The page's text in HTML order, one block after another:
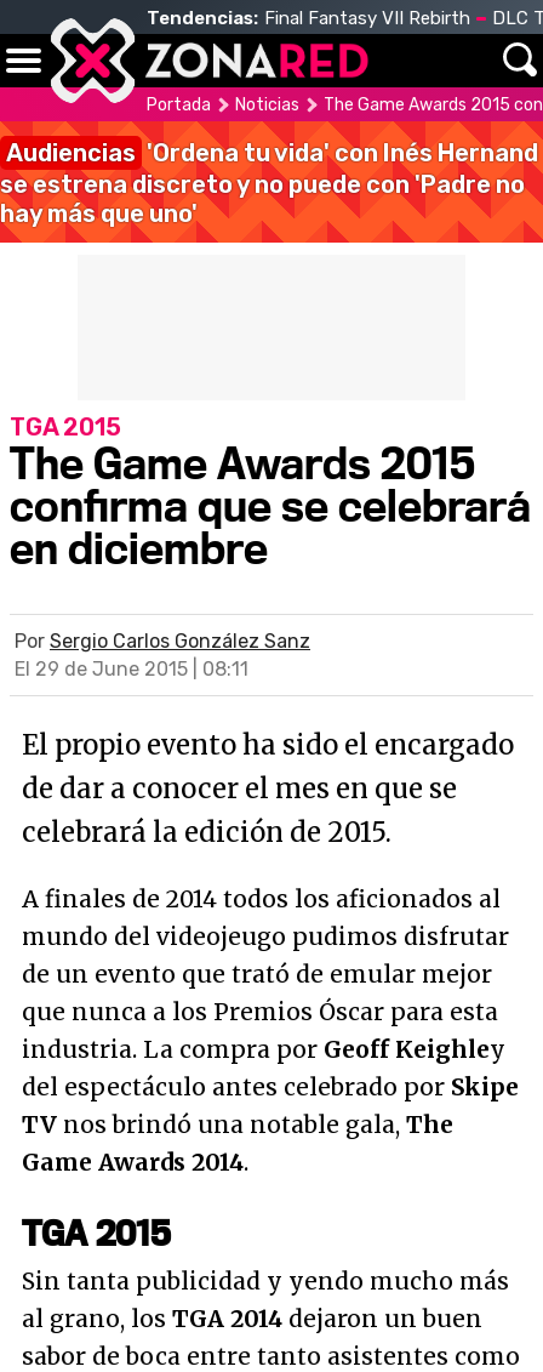
Tendencias: Final Fantasy VII Rebirth DLC
Portada Noticias The Game Awards 2015
Audiencias 'Ordena tu vida' con Inés Hernand
se estrena discreto y no puede con 'Padre no
hay más que uno'
The Game Awards 2015
confirma que se celebrará
en diciembre
TGA 2015
Por Sergio Carlos González Sanz
El 29 de June 2015 | 08:11
El propio evento ha sido el encargado
de dar a conocer el mes en que se
celebrará la edición de 2015.
A finales de 2014 todos los aficionados al
mundo del videojeugo pudimos disfrutar
de un evento que trató de emular mejor
que nunca a los Premios Óscar para esta
industria. La compra por Geoff Keighley
del espectáculo antes celebrado por Skipe
TV nos brindó una notable gala, The
Game Awards 2014.
TGA 2015
Sin tanta publicidad y yendo mucho más
al grano, los TGA 2014 dejaron un buen
sabor de boca entre tanto asistentes como